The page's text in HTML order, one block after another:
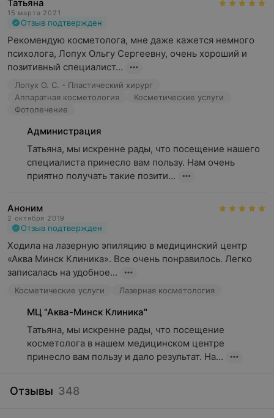
Татьяна
15 марта 2021
Отзыв подтвержден
Рекомендую косметолога, мне даже кажется немного
психолога, Лопух Ольгу Сергеевну, очень хороший и
позитивный специалист...
Лопух О. С. - Пластический хирург
Аппаратная косметология
Косметические услуги
Фотолечение
Администрация
Татьяна, мы искренне рады, что посещение нашего
специалиста принесло вам пользу. Нам очень
приятно получать такие позити...
Аноним
2 октября 2019
Отзыв подтвержден
Ходила на лазерную эпиляцию в медицинский центр
«Аква Минск Клиника». Все очень понравилось. Легко
записалась на удобное...
Косметические услуги Лазерная косметология
МЦ "Аква-Минск Клиника"
Татьяна, мы искренне рады, что посещение
косметолога в нашем медицинском центре
принесло вам пользу и дало результат. На...
Отзывы 348